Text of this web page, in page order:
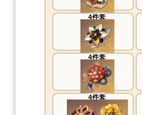
4件套
4件套
4件套